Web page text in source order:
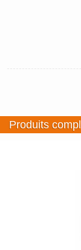
Produits